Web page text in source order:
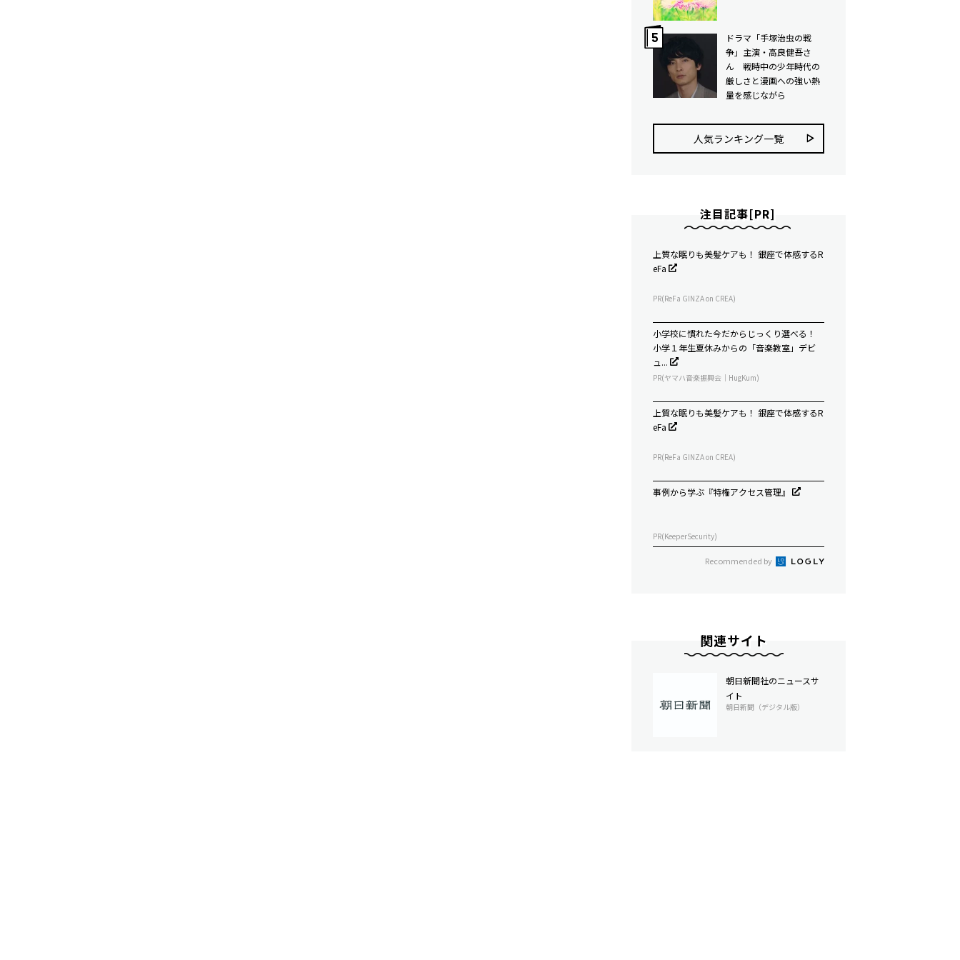
ドラマ「手塚治虫の戦
争」主演・高良健吾さ
ん 戦時中の少年時代の
厳しさと漫画への強い熱
量を感じながら
人気ランキング⼀覧
注目記事[PR]
上質な眠りも美髪ケアも！ 銀座で体感するR
eFa
PR(ReFa GINZA on CREA)
小学校に慣れた今だからじっくり選べる！
小学１年生夏休みからの「音楽教室」デビ
ュ...
PR(ヤマハ音楽振興会｜HugKum)
上質な眠りも美髪ケアも！ 銀座で体感するR
eFa
PR(ReFa GINZA on CREA)
事例から学ぶ『特権アクセス管理』
PR(KeeperSecurity)
Recommended by
関連サイト
朝日新聞社のニュースサ
イト
朝日新聞（デジタル版）